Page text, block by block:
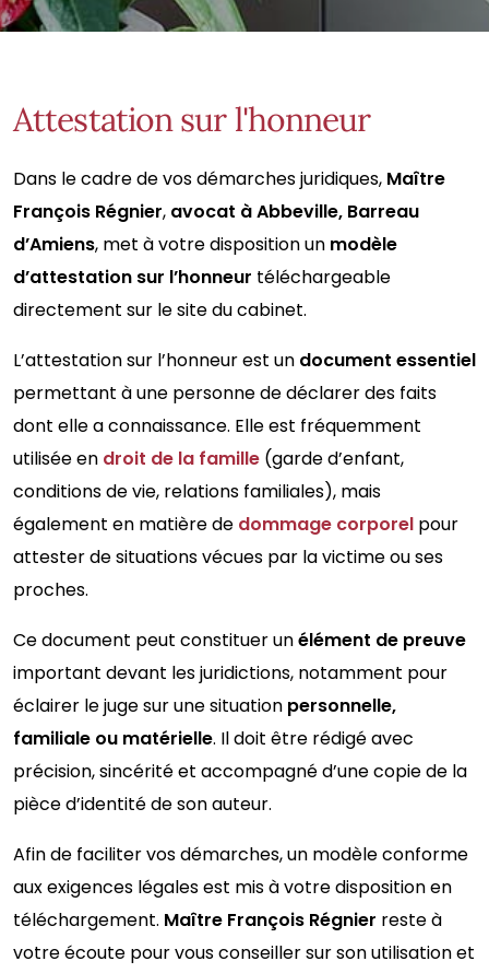
Attestation sur l'honneur
Dans le cadre de vos démarches juridiques, Maître
François Régnier, avocat à Abbeville, Barreau
d’Amiens, met à votre disposition un modèle
d’attestation sur l’honneur téléchargeable
directement sur le site du cabinet.
L’attestation sur l’honneur est un document essentiel
permettant à une personne de déclarer des faits
dont elle a connaissance. Elle est fréquemment
utilisée en droit de la famille (garde d’enfant,
conditions de vie, relations familiales), mais
également en matière de dommage corporel pour
attester de situations vécues par la victime ou ses
proches.
Ce document peut constituer unélément de preuve
important devant les juridictions, notamment pour
éclairer le juge sur une situation personnelle,
familiale ou matérielle. Il doit être rédigé avec
précision, sincérité et accompagné d’une copie de la
pièce d’identité de son auteur.
Afin de faciliter vos démarches, un modèle conforme
aux exigences légales est mis à votre disposition en
téléchargement. Maître François Régnier reste à
votre écoute pour vous conseiller sur son utilisation et